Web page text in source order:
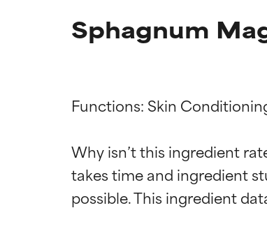
Sphagnum
Functions: Skin
Why isn’t this ingredient
takes time and ingredient